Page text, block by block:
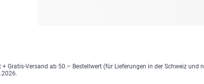
Gratis-Versand ab 50.– Bestellwert (für Lieferungen in der Schweiz